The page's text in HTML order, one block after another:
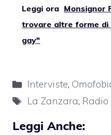
Leggi ora Monsignor
trovare altre forme di
gay"
Categorie
Interviste,
Tag
La Zanzara, Radio
Leggi Anche: